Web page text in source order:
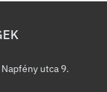
utca 9.